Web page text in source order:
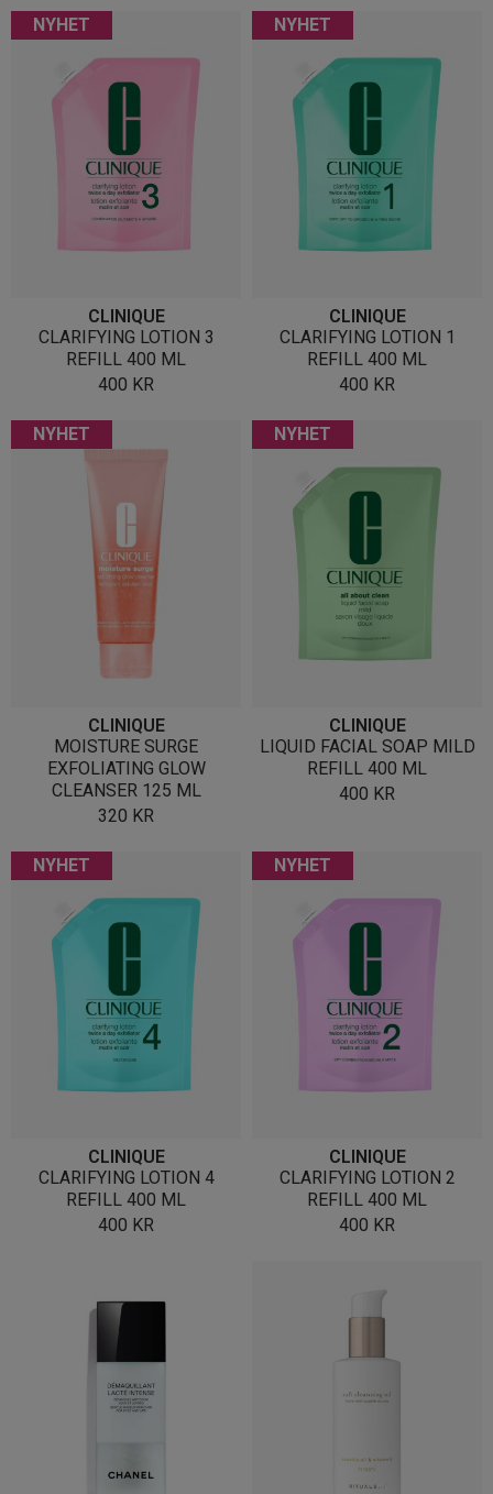
NYHET
CLINIQUE
CLARIFYING LOTION 3
REFILL 400 ML
400 KR
NYHET
CLINIQUE
CLARIFYING LOTION 1
REFILL 400 ML
400 KR
NYHET
CLINIQUE
MOISTURE SURGE
EXFOLIATING GLOW
CLEANSER 125 ML
320 KR
NYHET
CLINIQUE
LIQUID FACIAL SOAP MILD
REFILL 400 ML
400 KR
NYHET
CLINIQUE
CLARIFYING LOTION 4
REFILL 400 ML
400 KR
NYHET
CLINIQUE
CLARIFYING LOTION 2
REFILL 400 ML
400 KR